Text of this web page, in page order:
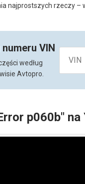
najprostszych rzeczy –
VIN
według
Avtopro.
p060b" na